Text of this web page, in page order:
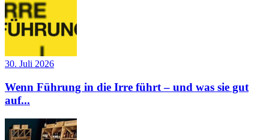
30. Juli 2026
Wenn Führung in die Irre führt – und was sie gut
auf...